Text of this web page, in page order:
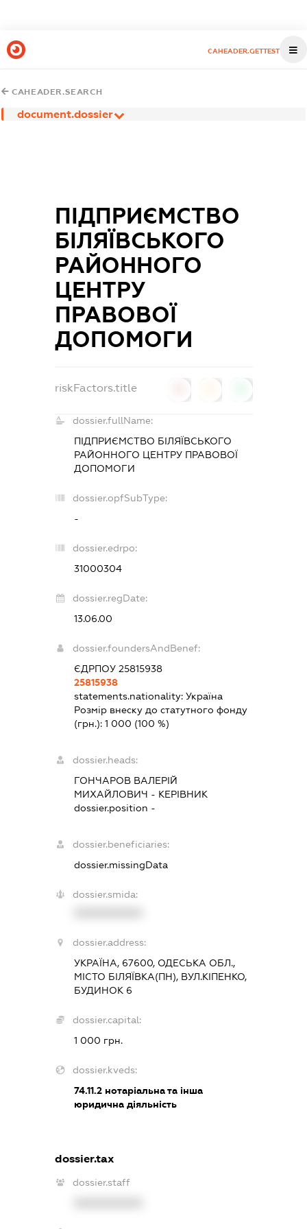
CAHEADER.GETTEST
CAHEADER.SEARCH
document.dossier
ПІДПРИЄМСТВО
БІЛЯЇВСЬКОГО
РАЙОННОГО
ЦЕНТРУ
ПРАВОВОЇ
ДОПОМОГИ
riskFactors.title
dossier.fullName:
ПІДПРИЄМСТВО БІЛЯЇВСЬКОГО
РАЙОННОГО ЦЕНТРУ ПРАВОВОЇ
ДОПОМОГИ
dossier.opfSubType:
-
dossier.edrpo:
31000304
dossier.regDate:
13.06.00
dossier.foundersAndBenef:
ЄДРПОУ 25815938
25815938
statements.nationality: Україна
Розмір внеску до статутного фонду
(грн.): 1 000 (100 %)
dossier.heads:
ГОНЧАРОВ ВАЛЕРІЙ
МИХАЙЛОВИЧ - КЕРІВНИК
dossier.position -
dossier.beneficiaries:
dossier.missingData
dossier.smida:
dossier.address:
УКРАЇНА, 67600, ОДЕСЬКА ОБЛ.,
МІСТО БІЛЯЇВКА(ПН), ВУЛ.КІПЕНКО,
БУДИНОК 6
dossier.capital:
1 000 грн.
dossier.kveds:
74.11.2нотаріальна та інша
юридична діяльність
dossier.tax
dossier.staff